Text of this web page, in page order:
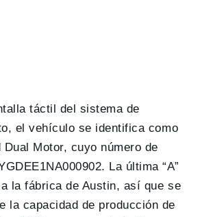
táctil del sistema de
el vehículo se identifica como
Dual Motor, cuyo número de
A000902. La última “A”
la fábrica de Austin, así que se
la capacidad de producción de